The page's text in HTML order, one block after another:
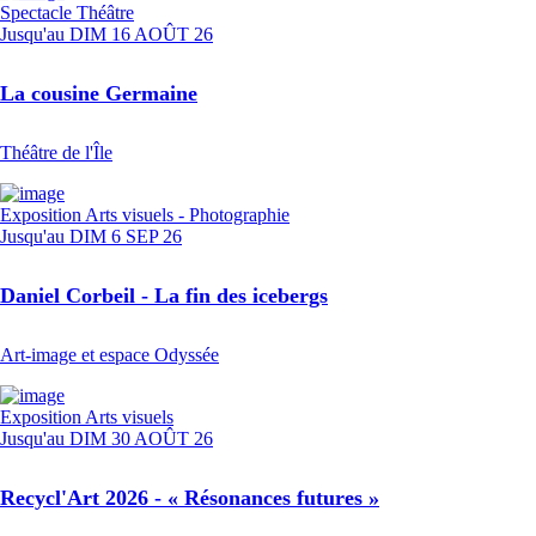
Spectacle Théâtre
Jusqu'au DIM 16 AOÛT 26
La cousine Germaine
Théâtre de l'Île
Exposition Arts visuels - Photographie
Jusqu'au DIM 6 SEP 26
Daniel Corbeil - La fin des icebergs
Art-image et espace Odyssée
Exposition Arts visuels
Jusqu'au DIM 30 AOÛT 26
Recycl'Art 2026 - « Résonances futures »